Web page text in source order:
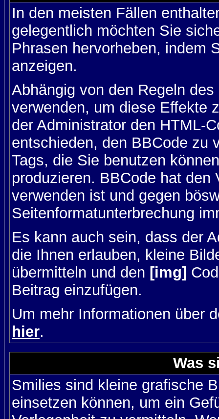
In den meisten Fällen
gelegentlich möchten Sie
Phrasen hervorheben, indem
anzeigen.
Abhängig von den Regeln
verwenden, um diese Effekte
der Administrator den HTML-
entschieden, den BBCode zu
Tags, die Sie benutzen
produzieren. BBCode hat
verwenden ist und gegen
Seitenformatunterbrechung
Es kann auch sein, dass der
die Ihnen erlauben, kleine
übermitteln und den [img]
Beitrag einzufügen.
Um mehr Informationen über
hier.
Was
Smilies sind kleine grafische
einsetzen können, um ein